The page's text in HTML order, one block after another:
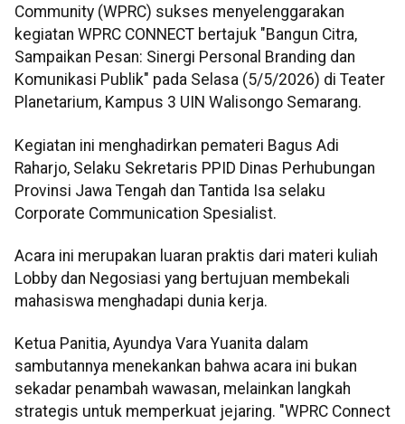
Community (WPRC) sukses menyelenggarakan
kegiatan WPRC CONNECT bertajuk "Bangun Citra,
Sampaikan Pesan: Sinergi Personal Branding dan
Komunikasi Publik" pada Selasa (5/5/2026) di Teater
Planetarium, Kampus 3 UIN Walisongo Semarang.
Kegiatan ini menghadirkan pemateri Bagus Adi
Raharjo, Selaku Sekretaris PPID Dinas Perhubungan
Provinsi Jawa Tengah dan Tantida Isa selaku
Corporate Communication Spesialist.
Acara ini merupakan luaran praktis dari materi kuliah
Lobby dan Negosiasi yang bertujuan membekali
mahasiswa menghadapi dunia kerja.
Ketua Panitia, Ayundya Vara Yuanita dalam
sambutannya menekankan bahwa acara ini bukan
sekadar penambah wawasan, melainkan langkah
strategis untuk memperkuat jejaring. "WPRC Connect